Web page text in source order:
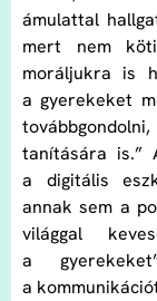
ámulattal
mert nem
moráljukra is
a gyerekeket
tanítására is.”
a digitális
annak sem a
világgal
a
a